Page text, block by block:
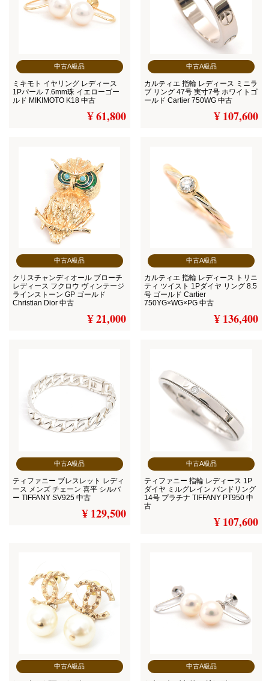
中古A級品
ミキモト イヤリング レディース
1Pパール 7.6mm珠 イエローゴー
ルド MIKIMOTO K18 中古
¥ 61,800
中古A級品
カルティエ 指輪 レディース ミニラ
ブ リング 47号 実寸7号 ホワイトゴ
ールド Cartier 750WG 中古
¥ 107,600
中古A級品
クリスチャンディオール ブローチ
レディース フクロウ ヴィンテージ
ラインストーン GP ゴールド
Christian Dior 中古
¥ 21,000
中古A級品
カルティエ 指輪 レディース トリニ
ティ ツイスト 1Pダイヤ リング 8.5
号 ゴールド Cartier
750YG×WG×PG 中古
¥ 136,400
中古A級品
ティファニー ブレスレット レディ
ース メンズ チェーン 喜平 シルバ
ー TIFFANY SV925 中古
¥ 129,500
中古A級品
ティファニー 指輪 レディース 1P
ダイヤ ミルグレイン バンドリング
14号 プラチナ TIFFANY PT950 中
古
¥ 107,600
中古A級品 中古A級品